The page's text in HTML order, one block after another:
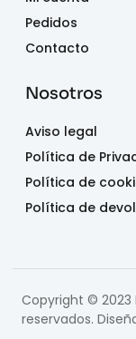
Pedidos
Contacto
Nosotros
Aviso legal
Política de
Política de
Política de
Copyright © 2023
reservados.